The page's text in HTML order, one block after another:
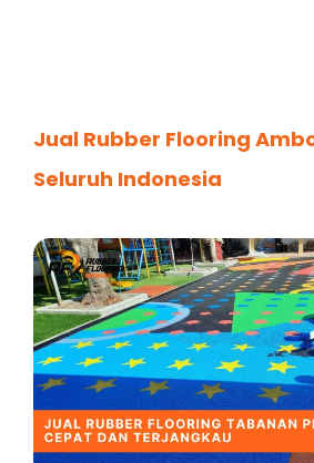
Jual Rubber Flooring
Seluruh Indonesia